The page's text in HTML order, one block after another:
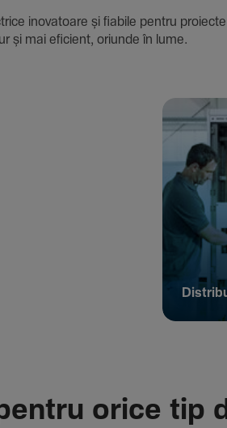
inova­toare și fiabile pentru
și mai eficient, oriunde în lume.
orice tip